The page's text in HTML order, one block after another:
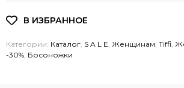
Категории: Каталог, S A L E, Женщинам, Tiffi,
-30%, Босоножки